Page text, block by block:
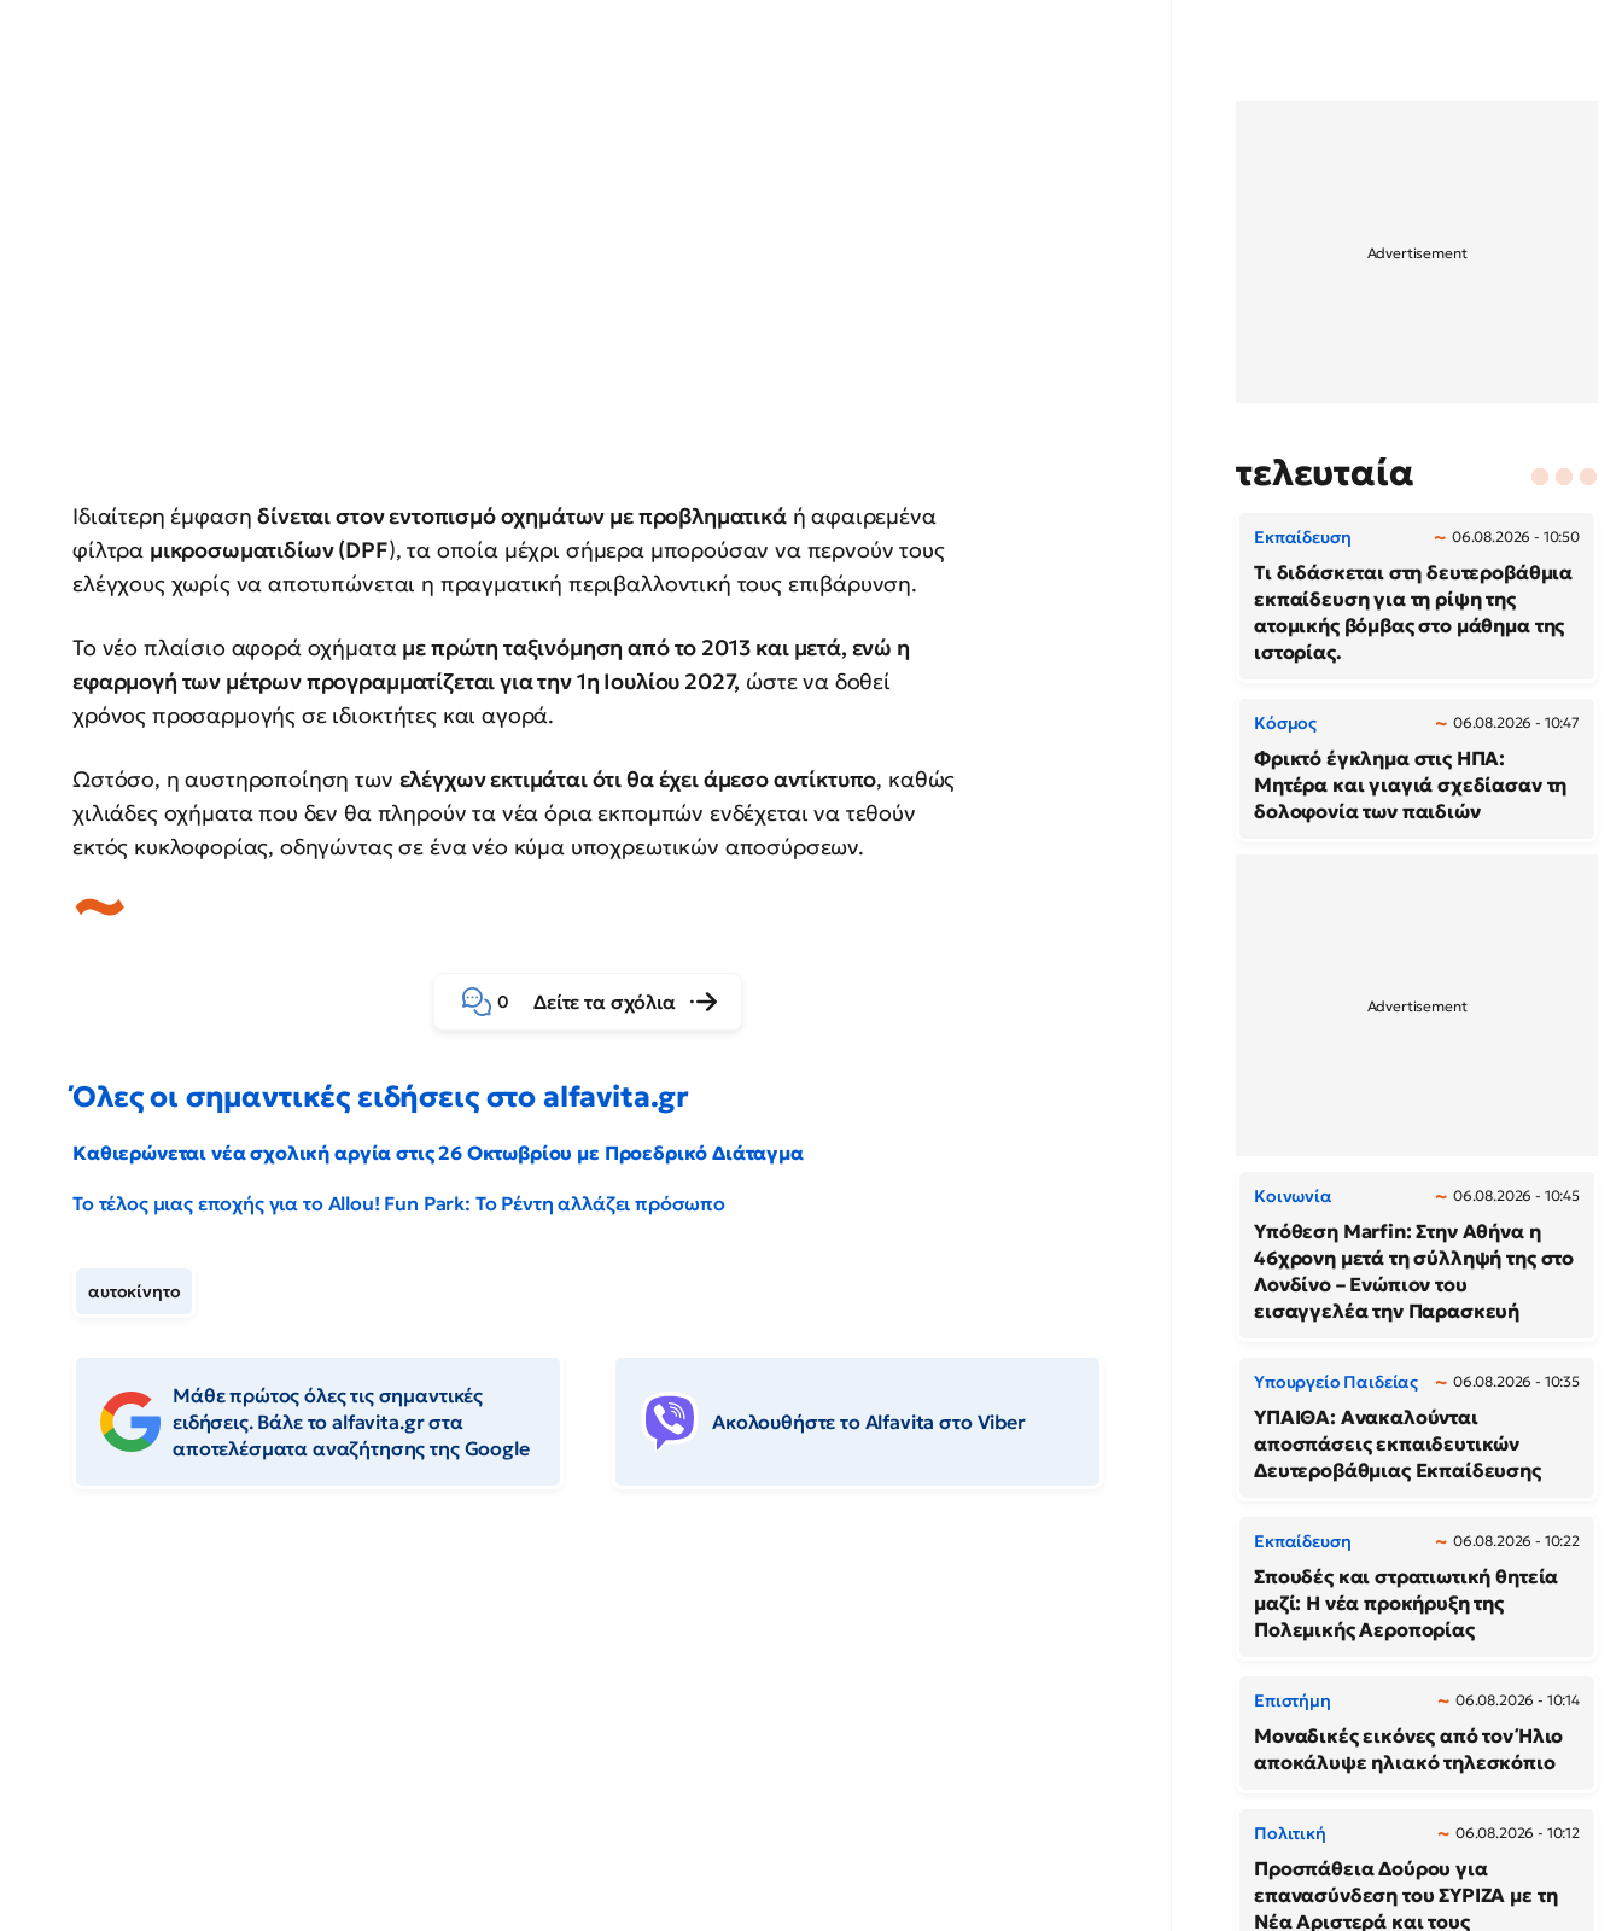
Ιδιαίτερη έμφασηδίνεται στον εντοπισμό οχημάτων με προβληματικάή αφαιρεμένα
φίλτρα μικροσωματιδίων (DPF), τα οποία μέχρι σήμερα μπορούσαν να περνούν τους
ελέγχους χωρίς να αποτυπώνεται η πραγματική περιβαλλοντική τους επιβάρυνση.
Το νέο πλαίσιο αφορά οχήματα με πρώτη ταξινόμηση από το 2013 και μετά, ενώ η
εφαρμογή των μέτρων προγραμματίζεται για την 1η Ιουλίου 2027, ώστε να δοθεί
χρόνος προσαρμογής σε ιδιοκτήτες και αγορά.
Ωστόσο, η αυστηροποίηση των ελέγχων εκτιμάται ότι θα έχει άμεσο αντίκτυπο, καθώς
χιλιάδες οχήματα που δεν θα πληρούν τα νέα όρια εκπομπών ενδέχεται να τεθούν
εκτός κυκλοφορίας, οδηγώντας σε ένα νέο κύμα υποχρεωτικών αποσύρσεων.
0 Δείτε τα σχόλια
Όλες οι σημαντικές ειδήσεις στο alfavita.gr
Καθιερώνεται νέα σχολική αργία στις 26 Οκτωβρίου με Προεδρικό Διάταγμα
Το τέλος μιας εποχής για το Allou! Fun Park: Το Ρέντη αλλάζει πρόσωπο
αυτοκίνητο
Μάθε πρώτος όλες τις σημαντικές
ειδήσεις. Βάλε το alfavita.gr στα
αποτελέσματα αναζήτησης της Google
Ακολουθήστε το Αlfavita στο Viber
τελευταία
Εκπαίδευση 06.08.2026 - 10:50
Τι διδάσκεται στη δευτεροβάθμια
εκπαίδευση για τη ρίψη της
ατομικής βόμβας στο μάθημα της
ιστορίας.
Κόσμος 06.08.2026 - 10:47
Φρικτό έγκλημα στις ΗΠΑ:
Μητέρα και γιαγιά σχεδίασαν τη
δολοφονία των παιδιών
Κοινωνία 06.08.2026 - 10:45
Υπόθεση Marfin: Στην Αθήνα η
46χρονη μετά τη σύλληψή της στο
Λονδίνο – Ενώπιον του
εισαγγελέα την Παρασκευή
Υπουργείο Παιδείας 06.08.2026 - 10:35
ΥΠΑΙΘΑ: Ανακαλούνται
αποσπάσεις εκπαιδευτικών
Δευτεροβάθμιας Εκπαίδευσης
Εκπαίδευση 06.08.2026 - 10:22
Σπουδές και στρατιωτική θητεία
μαζί: Η νέα προκήρυξη της
Πολεμικής Αεροπορίας
Επιστήμη 06.08.2026 - 10:14
Μοναδικές εικόνες από τον Ήλιο
αποκάλυψε ηλιακό τηλεσκόπιο
Πολιτική 06.08.2026 - 10:12
Προσπάθεια Δούρου για
επανασύνδεση του ΣΥΡΙΖΑ με τη
Νέα Αριστερά και τους